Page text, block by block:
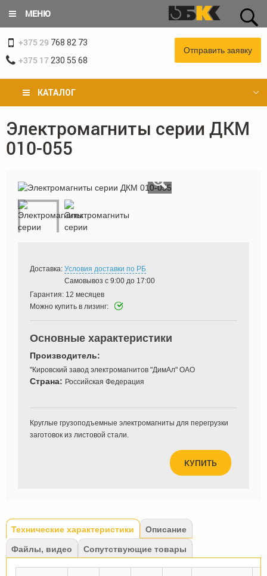
основному
содержанию
МЕНЮ
+375 29 768 82 73
+375 17 230 55 68
Отправить заявку
КАТАЛОГ
Вы
здесь
Электромагниты серии ДКМ
010-055
Доставка: Условия доставки по РБ
Самовывоз с 9:00 до 17:00
Гарантия: 12 месяцев
Можно купить в лизинг:
Основные характеристики
Производитель:
"Кировский завод электромагнитов "ДимАл" ОАО
Страна: Российская Федерация
КУПИТЬ
Круглые грузоподъемные электромагниты для перегрузки
заготовок из листовой стали.
Tabs
Технические характеристики (активная
вкладка)
Описание
Файлы, видео Сопутствующие товары